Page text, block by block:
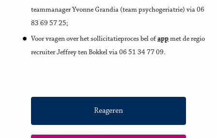
teammanager Yvonne Grandia (team psychogeriatrie) via 06
83 69 57 25;
Voor vragen over het sollicitatieproces bel of app met de regio
recruiter Jeffrey ten Bokkel via 06 51 34 77 09.
Reageren